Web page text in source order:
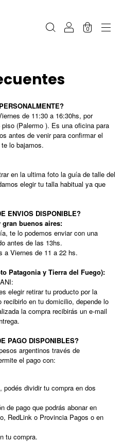
0
de 11:30 a 16:30hs, por
(Palermo ). Es una oficina para
antes de venir para confirmar el
lo bajamos.
en la ultima foto la guía de talle del
elegir tu talla habitual ya que
ENVIOS DISPONIBLE?
buenos aires:
te lo podemos enviar con una
antes de las 13hs.
a Viernes de 11 a 22 hs.
Patagonia y Tierra del Fuego):
elegir retirar tu producto por la
en tu domicilio, depende lo
la compra recibirás un e-mail
PAGO DISPONIBLES?
argentinos través de
el pago con:
podés dividir tu compra en dos
de pago que podrás abonar en
RedLink o Provincia Pagos o en
tu compra.